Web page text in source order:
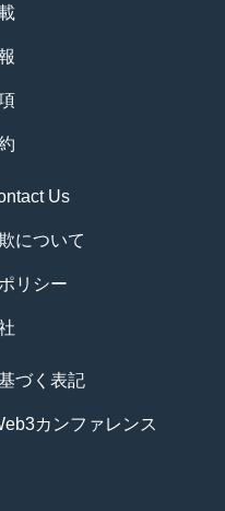
Us
について
リシー
づく表記
カンファレンス